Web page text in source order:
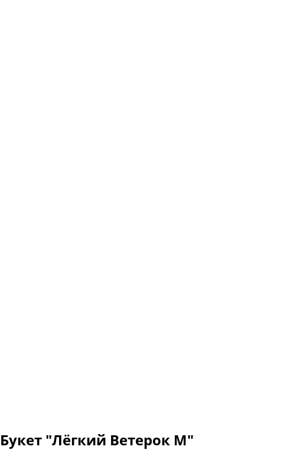
Букет "Лёгкий Ветерок M"